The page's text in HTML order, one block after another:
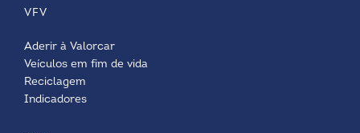
VFV
Aderir à Valorcar
Veículos em fim de vida
Reciclagem
Indicadores